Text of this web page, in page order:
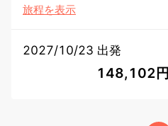
旅程を表示
2027/10/23 出発
148,102円